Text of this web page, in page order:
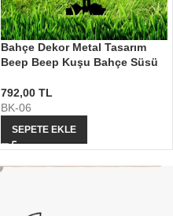
Bahçe Dekor Metal Tasarım
Beep Beep Kuşu Bahçe Süsü
792,00 TL
BK-06
SEPETE EKLE